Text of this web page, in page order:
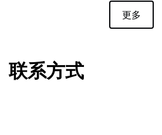
更多
联系方式